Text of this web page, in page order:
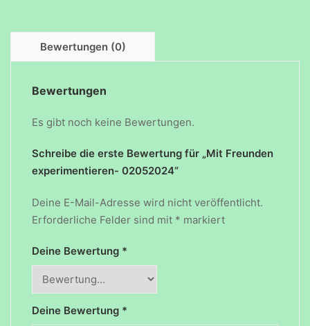
Bewertungen (0)
Bewertungen
Es gibt noch keine Bewertungen.
Schreibe die erste Bewertung für „Mit Freunden
experimentieren- 02052024“
Deine E-Mail-Adresse wird nicht veröffentlicht.
Erforderliche Felder sind mit * markiert
Deine Bewertung *
Deine Bewertung *